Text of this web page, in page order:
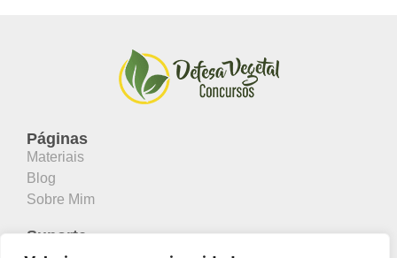
Páginas
Materiais
Blog
Sobre Mim
Suporte
Contato